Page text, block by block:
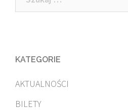
KATEGORIE
AKTUALNOŚCI
BILETY